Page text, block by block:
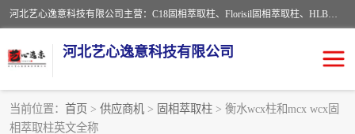
河北艺心逸意科技有限公司主营：C18固相萃取柱、Florisil固相萃取柱、HLB固相萃取柱、MCX固相萃取柱、QuEChERS、固相萃取空柱、针式过滤器 、固相萃取柱、黄曲霉毒素亲和柱。全国咨询热线：18630105913。河北艺心逸意科技有限公司接受来样定做，我们秉承着“顾客至上，锐意进取”的经营理念，坚持客户至上的原则为广大客户提供优质的服务，欢迎广大客户惠顾！免费咨询！
河北艺心逸意科技有限公司
当前位置： 首页 > 供应商机 > 固相萃取柱 > 衡水wcx柱和mcx wcx固
相萃取柱英文全称